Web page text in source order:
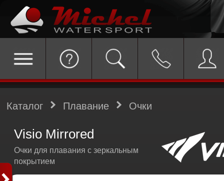
Каталог Плавание Очки
Visio Mirrored
Очки для плавания с зеркальным
покрытием